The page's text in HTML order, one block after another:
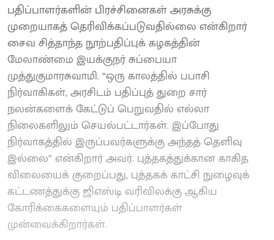
பதிப்பாளர்களின் பிரச்சினைகள் அரசுக்கு
முறையாகத் தெரிவிக்கப்படுவதில்லை என்கிறார்
சைவ சித்தாந்த நூற்பதிப்புக் கழகத்தின்
மேலாண்மை இயக்குநர் சுப்பையா
முத்துகுமாரசுவாமி. “ஒரு காலத்தில் பபாசி
நிர்வாகிகள், அரசிடம் பதிப்புத் துறை சார்
நலன்களைக் கேட்டுப் பெறுவதில் எல்லா
நிலைகளிலும் செயல்பட்டார்கள். இப்போது
நிர்வாகத்தில் இருப்பவர்களுக்கு அந்தத் தெளிவு
இல்லை” என்கிறார் அவர். புத்தகத்துக்கான காகித
விலையைக் குறைப்பது, புத்தகக் காட்சி நுழைவுக்
கட்டணத்துக்கு ஜிஎஸ்டி வரிவிலக்கு ஆகிய
கோரிக்கைகளையும் பதிப்பாளர்கள்
முன்வைக்கிறார்கள்.